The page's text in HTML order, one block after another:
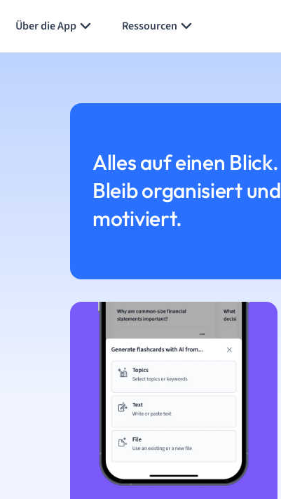
Über die App Ressourcen
Alles auf einen Blick.
Bleib organisiert und
motiviert.